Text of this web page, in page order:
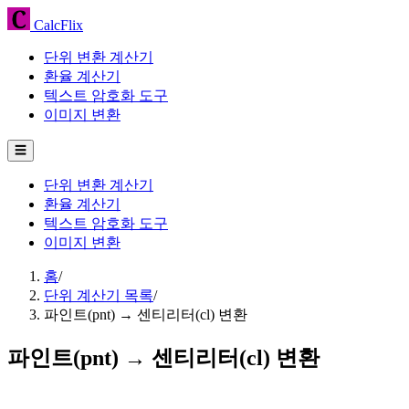
CalcFlix
단위 변환 계산기
환율 계산기
텍스트 암호화 도구
이미지 변환
☰
단위 변환 계산기
환율 계산기
텍스트 암호화 도구
이미지 변환
홈/
단위 계산기 목록/
파인트(pnt) → 센티리터(cl) 변환
파인트(pnt) → 센티리터(cl) 변환